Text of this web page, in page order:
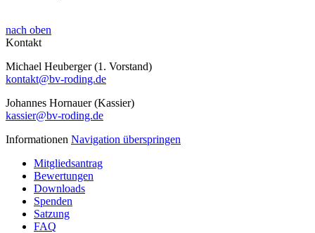
nach oben
Kontakt
Michael Heuberger (1. Vorstand)
kontakt@bv-roding.de
Johannes Hornauer (Kassier)
kassier@bv-roding.de
Informationen Navigation überspringen
Mitgliedsantrag
Bewertungen
Downloads
Spenden
Satzung
FAQ